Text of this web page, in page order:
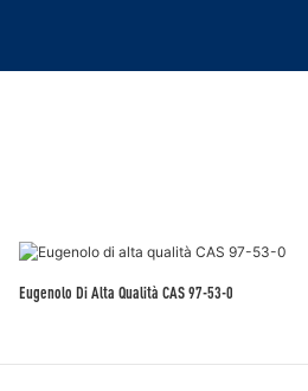
Eugenolo Di Alta Qualità CAS 97-53-0